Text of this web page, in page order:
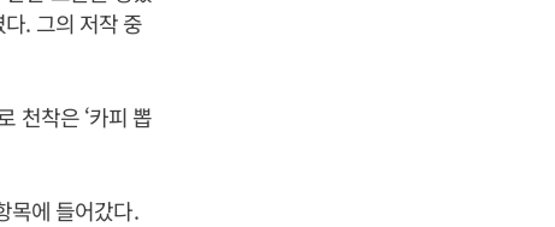
. 그의 저작 중
천착은 ‘카피 뽑
목에 들어갔다.